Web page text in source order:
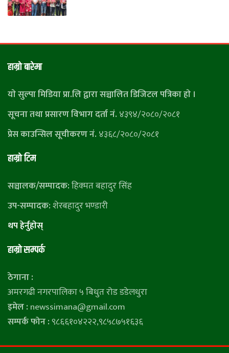
हाम्राे बारेमा
याे सुल्पा मिडिया प्रा.लि द्वारा सञ्चालित डिजिटल पत्रिका हाे ।
सूचना तथा प्रसारण विभाग दर्ता नं. ४३९४/२०८०/२०८१
प्रेस काउन्सिल सूचीकरण नं. ४३६८/२०८०/२०८१
हाम्राे टिम
सञ्चालक/सम्पादक:हिक्मत बहादुर सिंह
उप-सम्पादक:शेरबहादुर भण्डारी
थप हेर्नुहाेस्
हाम्राे सम्पर्क
ठेगाना :
अमरगढी नगरपालिका ५ बिधुत रोड डडेलधुरा
इमेल : newssimana@gmail.com
सम्पर्क फोन :९८६६१०४२२२,९८५८७५१६३६